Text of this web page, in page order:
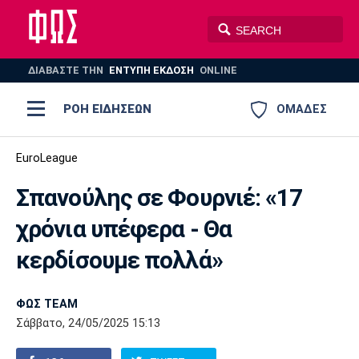
ΔΙΑΒΑΣΤΕ THN ΕΝΤΥΠΗ ΕΚΔΟΣΗ ONLINE
ΟΜΑΔΕΣ
ΡΟΗ ΕΙΔΗΣΕΩΝ
ΠΟΔΟΣΦΑΙΡΟ
ΠΟΛΟ
AUTO-MOTO PLUS
Ποδόσφαιρο
Super League 1
Super League 2
Γ Εθνική
Ελλάδα
Μπάσκετ
Ελλάδα
Εθνική
EuroLeague
Ολυμπιακοί Αγώνες
Βόλεϊ
Πόλο
Ολυμπιακός ΑΕΚ
Παναθηναϊκός Ατρόμητος
EuroLeague
Σπανούλης σε Φουρνιέ: «17
χρόνια υπέφερα - Θα
κερδίσουμε πολλά»
ΦΩΣ TEAM
Σάββατο, 24/05/2025 15:13